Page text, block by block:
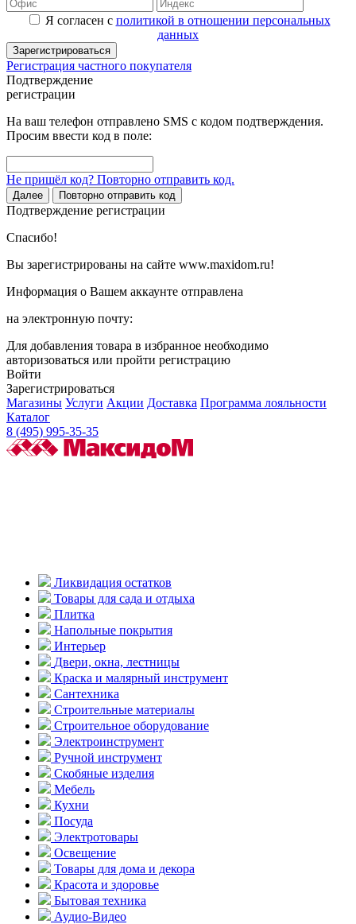
Я согласен с политикой в отношении персональных
данных
Зарегистрироваться
Регистрация частного покупателя
Подтверждение
регистрации
На ваш телефон отправлено SMS с кодом подтверждения.
Просим ввести код в поле:
Не пришёл код? Повторно отправить код.
Далее Повторно отправить код
Подтверждение регистрации
Спасибо!
Вы зарегистрированы на сайте www.maxidom.ru!
Информация о Вашем аккаунте отправлена
на электронную почту:
Для добавления товара в избранное необходимо
авторизоваться или пройти регистрацию
Войти
Зарегистрироваться
Магазины Услуги Акции Доставка Программа лояльности
Каталог
8 (495) 995-35-35
Ликвидация остатков
Товары для сада и отдыха
Плитка
Напольные покрытия
Интерьер
Двери, окна, лестницы
Краска и малярный инструмент
Сантехника
Строительные материалы
Строительное оборудование
Электроинструмент
Ручной инструмент
Скобяные изделия
Мебель
Кухни
Посуда
Электротовары
Освещение
Товары для дома и декора
Красота и здоровье
Бытовая техника
Аудио-Видео